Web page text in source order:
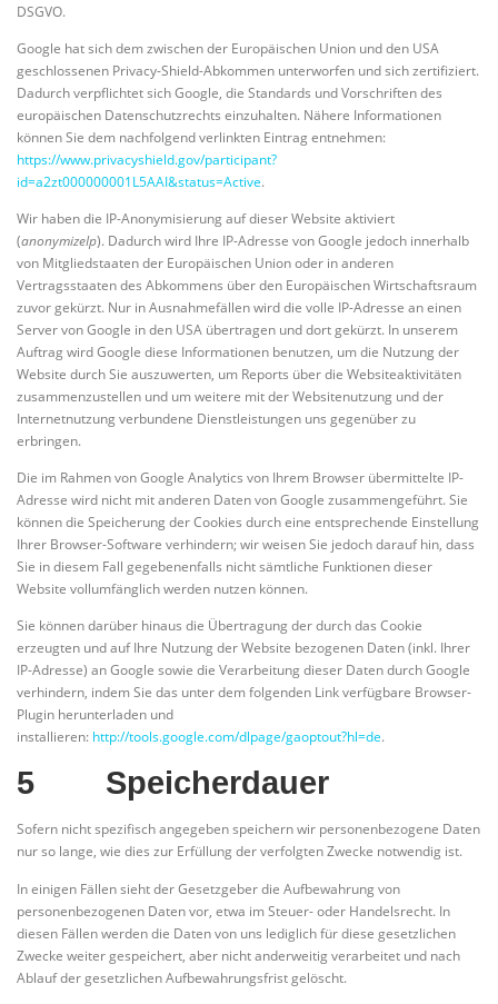
DSGVO.
Google hat sich dem zwischen der Europäischen Union und den USA
geschlossenen Privacy-Shield-Abkommen unterworfen und sich zertifiziert.
Dadurch verpflichtet sich Google, die Standards und Vorschriften des
europäischen Datenschutzrechts einzuhalten. Nähere Informationen
können Sie dem nachfolgend verlinkten Eintrag entnehmen:
https://www.privacyshield.gov/participant?
id=a2zt000000001L5AAI&status=Active.
Wir haben die IP-Anonymisierung auf dieser Website aktiviert
(anonymizeIp). Dadurch wird Ihre IP-Adresse von Google jedoch innerhalb
von Mitgliedstaaten der Europäischen Union oder in anderen
Vertragsstaaten des Abkommens über den Europäischen Wirtschaftsraum
zuvor gekürzt. Nur in Ausnahmefällen wird die volle IP-Adresse an einen
Server von Google in den USA übertragen und dort gekürzt. In unserem
Auftrag wird Google diese Informationen benutzen, um die Nutzung der
Website durch Sie auszuwerten, um Reports über die Websiteaktivitäten
zusammenzustellen und um weitere mit der Websitenutzung und der
Internetnutzung verbundene Dienstleistungen uns gegenüber zu
erbringen.
Die im Rahmen von Google Analytics von Ihrem Browser übermittelte IP-
Adresse wird nicht mit anderen Daten von Google zusammengeführt. Sie
können die Speicherung der Cookies durch eine entsprechende Einstellung
Ihrer Browser-Software verhindern; wir weisen Sie jedoch darauf hin, dass
Sie in diesem Fall gegebenenfalls nicht sämtliche Funktionen dieser
Website vollumfänglich werden nutzen können.
Sie können darüber hinaus die Übertragung der durch das Cookie
erzeugten und auf Ihre Nutzung der Website bezogenen Daten (inkl. Ihrer
IP-Adresse) an Google sowie die Verarbeitung dieser Daten durch Google
verhindern, indem Sie das unter dem folgenden Link verfügbare Browser-
Plugin herunterladen und
installieren: http://tools.google.com/dlpage/gaoptout?hl=de.
5 Speicherdauer
Sofern nicht spezifisch angegeben speichern wir personenbezogene Daten
nur so lange, wie dies zur Erfüllung der verfolgten Zwecke notwendig ist.
In einigen Fällen sieht der Gesetzgeber die Aufbewahrung von
personenbezogenen Daten vor, etwa im Steuer- oder Handelsrecht. In
diesen Fällen werden die Daten von uns lediglich für diese gesetzlichen
Zwecke weiter gespeichert, aber nicht anderweitig verarbeitet und nach
Ablauf der gesetzlichen Aufbewahrungsfrist gelöscht.